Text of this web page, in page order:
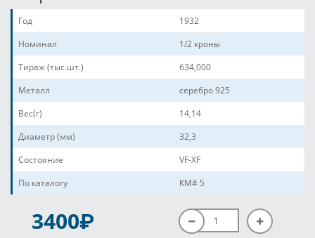
Год
1932
Номинал
1/2 кроны
Тираж (тыс.шт.)
634,000
Металл
серебро 925
Вес(г)
14,14
Диаметр (мм)
32,3
Состояние
VF-XF
По каталогу
КМ# 5
3400P